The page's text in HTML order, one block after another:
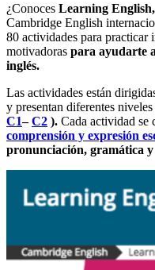
¿Conoces Learning English,
Cambridge English
80 actividades para practicar
motivadoras para ayudarte
inglés.
Las actividades están
y presentan diferentes
C1–C2 ). Cada actividad se
comprensión y expresión
pronunciación, gramática